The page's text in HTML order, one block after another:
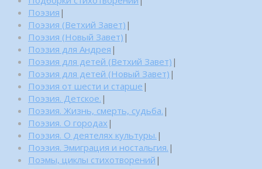
Поэзия |
Поэзия (Ветхий Завет) |
Поэзия (Новый Завет) |
Поэзия для Андрея |
Поэзия для детей (Ветхий Завет) |
Поэзия для детей (Новый Завет) |
Поэзия от шести и старше |
Поэзия. Детское. |
Поэзия. Жизнь, смерть, судьба. |
Поэзия. О городах |
Поэзия. О деятелях культуры. |
Поэзия. Эмиграция и ностальгия. |
Поэмы, циклы стихотворений |